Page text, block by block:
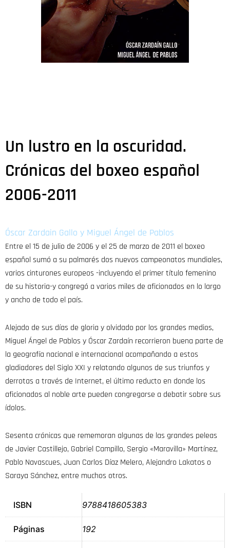
Un lustro en la oscuridad.
Crónicas del boxeo español
2006-2011
Óscar Zardain Gallo y Miguel Ángel de Pablos
Entre el 15 de julio de 2006 y el 25 de marzo de 2011 el boxeo
español sumó a su palmarés dos nuevos campeonatos mundiales,
varios cinturones europeos -incluyendo el primer título femenino
de su historia-y congregó a varios miles de aficionados en lo largo
y ancho de todo el país.
Alejado de sus días de gloria y olvidado por los grandes medios,
Miguel Ángel de Pablos y Óscar Zardaín recorrieron buena parte de
la geografía nacional e internacional acompañando a estos
gladiadores del Siglo XXI y relatando algunos de sus triunfos y
derrotas a través de Internet, el último reducto en donde los
aficionados al noble arte pueden congregarse a debatir sobre sus
ídolos.
Sesenta crónicas que rememoran algunas de las grandes peleas
de Javier Castillejo, Gabriel Campillo, Sergio «Maravilla» Martínez,
Pablo Navascues, Juan Carlos Díaz Melero, Alejandro Lakatos o
Saraya Sánchez, entre muchos otros.
ISBN 9788418605383
Páginas 192